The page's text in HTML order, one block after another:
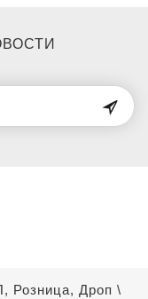
Розница, Дроп \